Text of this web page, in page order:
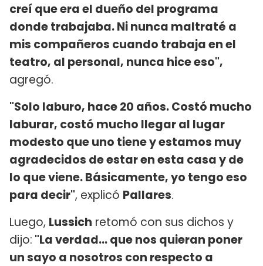
creí que era el dueño del programa
donde trabajaba. Ni nunca maltraté a
mis compañeros cuando trabaja en el
teatro, al personal, nunca hice eso",
agregó.
"Solo laburo, hace 20 años. Costó mucho
laburar, costó mucho llegar al lugar
modesto que uno tiene y estamos muy
agradecidos de estar en esta casa y de
lo que viene. Básicamente, yo tengo eso
para decir", explicó Pallares.
Luego, Lussich retomó con sus dichos y
dijo: "La verdad... que nos quieran poner
un sayo a nosotros con respecto a